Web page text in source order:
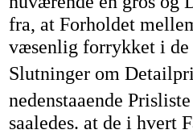
fra, at Forholdet
væsenlig forrykket i de
Slutninger om
nedenstaaende
saaledes. at de i hvert